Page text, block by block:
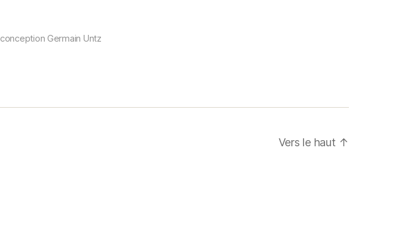
conception Germain Untz
Vers le haut ↑